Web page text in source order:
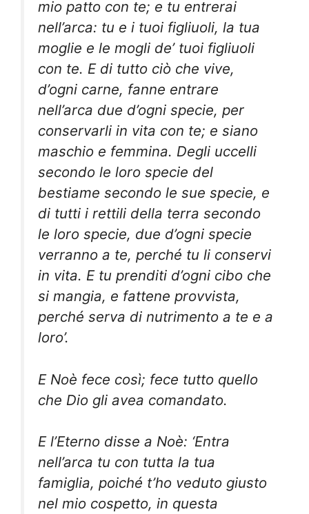
mio patto con te; e tu entrerai
nell’arca: tu e i tuoi figliuoli, la tua
moglie e le mogli de’ tuoi figliuoli
con te. E di tutto ciò che vive,
d’ogni carne, fanne entrare
nell’arca due d’ogni specie, per
conservarli in vita con te; e siano
maschio e femmina. Degli uccelli
secondo le loro specie del
bestiame secondo le sue specie, e
di tutti i rettili della terra secondo
le loro specie, due d’ogni specie
verranno a te, perché tu li conservi
in vita. E tu prenditi d’ogni cibo che
si mangia, e fattene provvista,
perché serva di nutrimento a te e a
loro’.
E Noè fece così; fece tutto quello
che Dio gli avea comandato.
E l’Eterno disse a Noè: ‘Entra
nell’arca tu con tutta la tua
famiglia, poiché t’ho veduto giusto
nel mio cospetto, in questa